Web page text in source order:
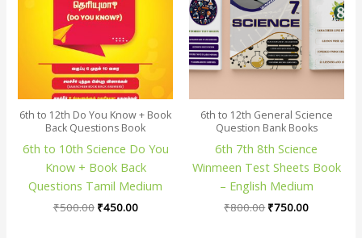
6th to 12th Do You Know + Book
Back Questions Book
6th to 10th Science Do You
Know + Book Back
Questions Tamil Medium
₹500.00 ₹450.00
6th to 12th General Science
Question Bank Books
6th 7th 8th Science
Winmeen Test Sheets Book
– English Medium
₹800.00 ₹750.00